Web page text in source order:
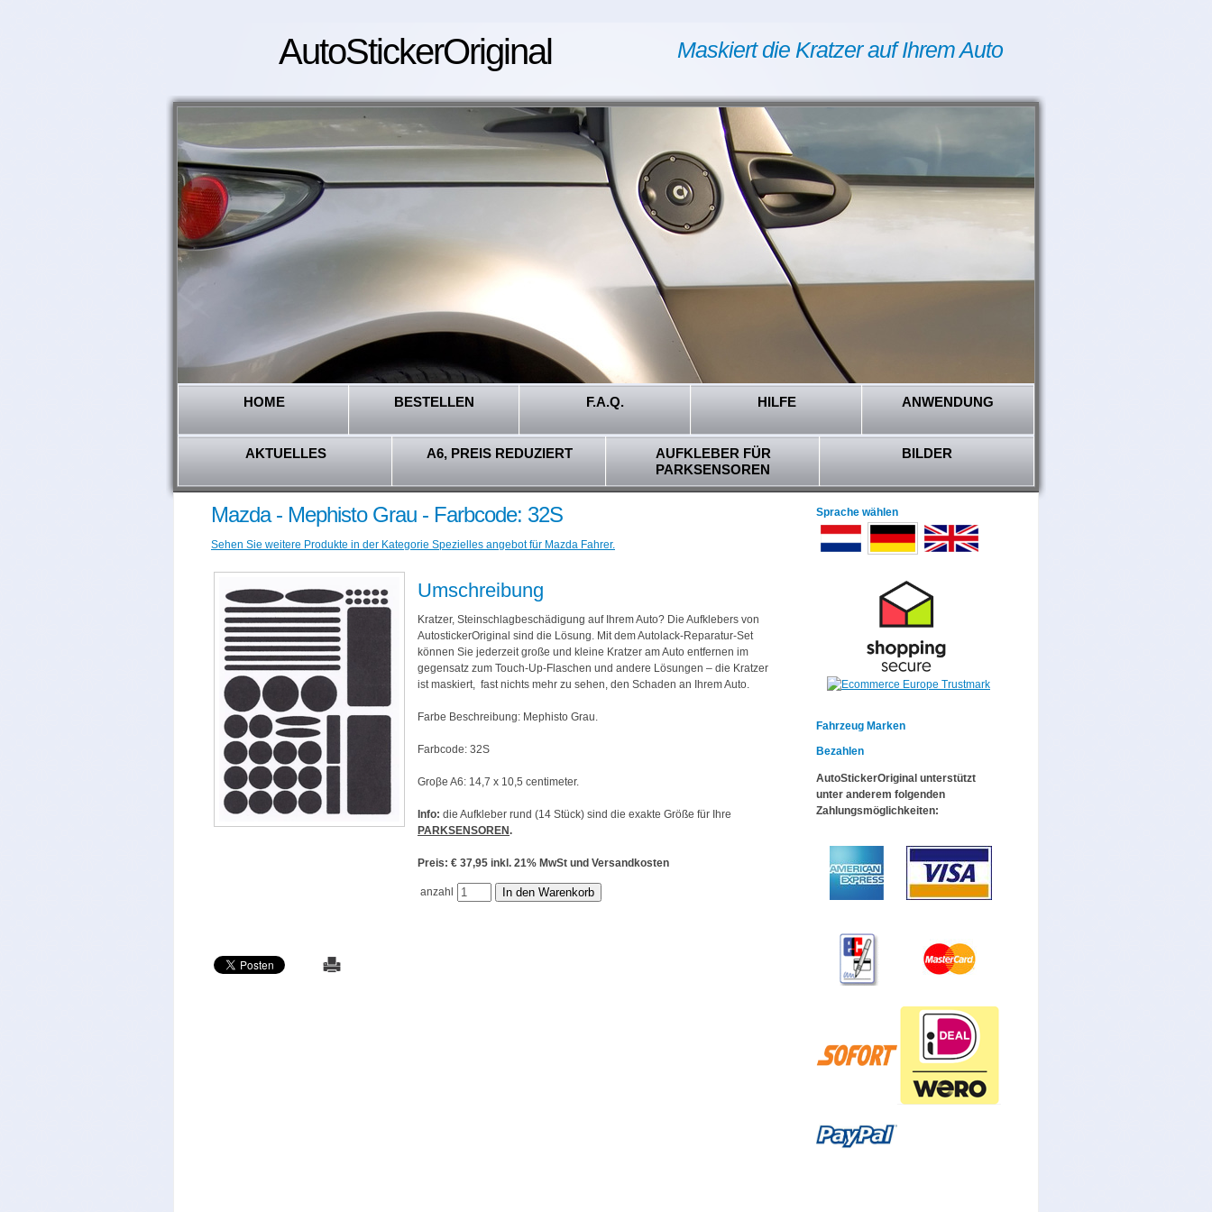
AutoStickerOriginal Maskiert die Kratzer auf Ihrem Auto
HOME BESTELLEN F.A.Q. HILFE ANWENDUNG
AKTUELLES A6, PREIS REDUZIERT
AUFKLEBER FÜR
PARKSENSOREN
BILDER
Mazda - Mephisto Grau - Farbcode: 32S
Sehen Sie weitere Produkte in der Kategorie Spezielles angebot für Mazda Fahrer.
Umschreibung
Kratzer, Steinschlagbeschädigung auf Ihrem Auto? Die Aufklebers von
AutostickerOriginal sind die Lösung. Mit dem Autolack-Reparatur-Set
können Sie jederzeit große und kleine Kratzer am Auto entfernen im
gegensatz zum Touch-Up-Flaschen und andere Lösungen – die Kratzer
ist maskiert, fast nichts mehr zu sehen, den Schaden an Ihrem Auto.
Farbe Beschreibung: Mephisto Grau.
Farbcode: 32S
Groβe A6: 14,7 x 10,5 centimeter.
Info: die Aufkleber rund (14 Stück) sind die exakte Größe für Ihre
PARKSENSOREN.
Preis: € 37,95 inkl. 21% MwSt und Versandkosten
anzahl
Sprache wählen
Fahrzeug Marken
Bezahlen
AutoStickerOriginal unterstützt
unter anderem folgenden
Zahlungsmöglichkeiten: